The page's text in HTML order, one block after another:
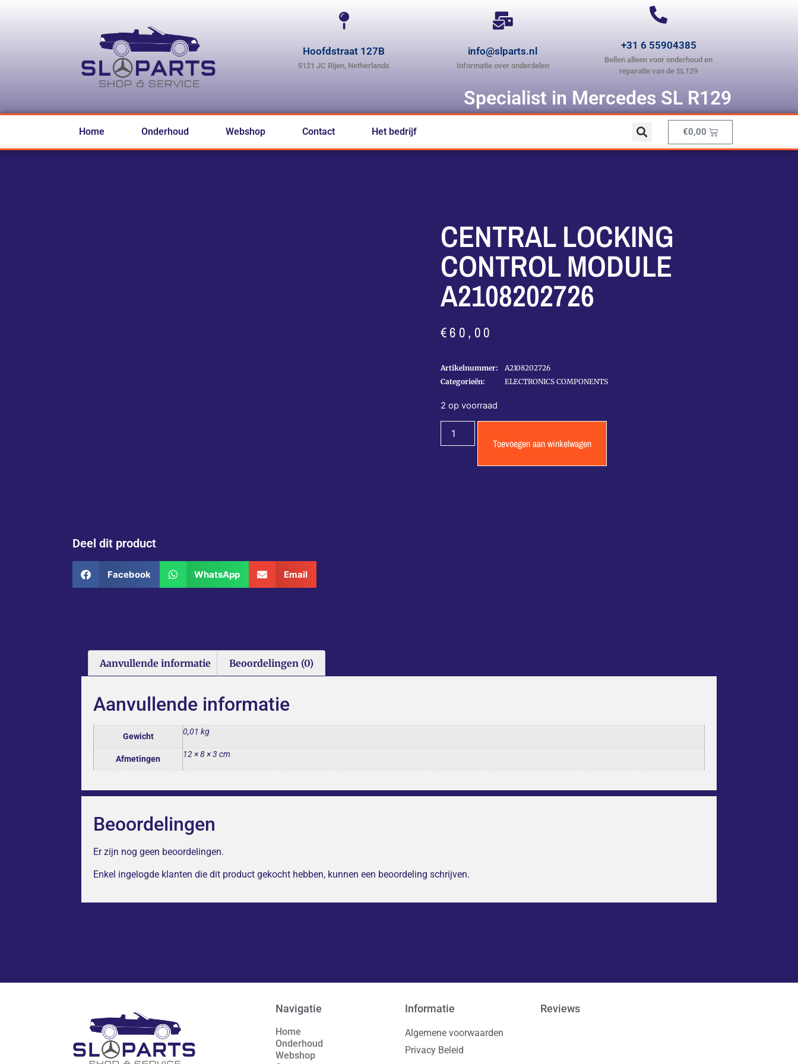
Hoofdstraat 127B
5121 JC Rijen, Netherlands
info@slparts.nl
Informatie over onderdelen
+31 6 55904385
Bellen alleen voor onderhoud en
reparatie van de SL129
Specialist in Mercedes SL R129
Home Onderhoud Webshop Contact Het bedrijf €0,00
Deel dit product
Facebook WhatsApp Email
CENTRAL LOCKING
CONTROL MODULE
A2108202726
€60,00
Artikelnummer:
A2108202726
Categorieën:
ELECTRONICS COMPONENTS
2 op voorraad
Toevoegen aan winkelwagen
Aanvullende informatie Beoordelingen (0)
Aanvullende informatie
Gewicht 0,01 kg
Afmetingen 12 × 8 × 3 cm
Beoordelingen
Er zijn nog geen beoordelingen.
Enkel ingelogde klanten die dit product gekocht hebben, kunnen een beoordeling schrijven.
Navigatie
Home
Onderhoud
Webshop
Informatie
Algemene voorwaarden
Privacy Beleid
Reviews